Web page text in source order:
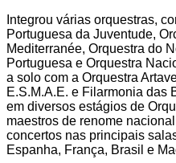
Integrou várias orquestras,
Portuguesa da Juventude,
Mediterranée, Orquestra do
Portuguesa e Orquestra
a solo com a Orquestra
E.S.M.A.E. e Filarmonia das
em diversos estágios de
maestros de renome
concertos nas principais
Espanha, França, Brasil e